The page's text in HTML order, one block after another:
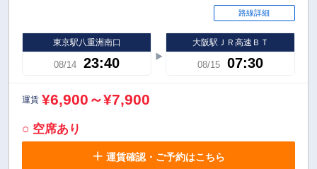
路線詳細
東京駅八重洲南口
08/14 23:40
大阪駅ＪＲ高速ＢＴ
08/15 07:30
運賃 ¥6,900～¥7,900
○ 空席あり
運賃確認・ご予約はこちら